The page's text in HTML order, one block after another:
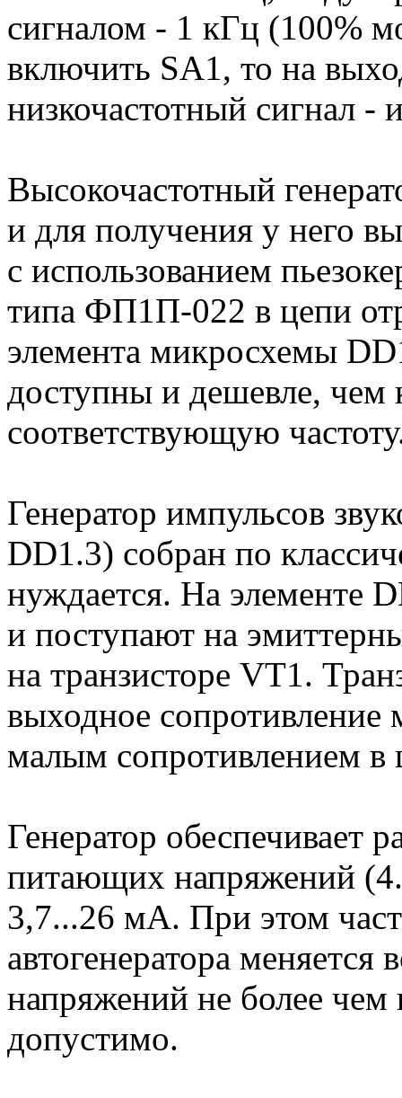
сигналом - 1 кГц (100%
включить SA1, то на
низкочастотный сигнал -
Высокочастотный
и для получения у него
с использованием
типа ФП1П-022 в цепи
элемента микросхемы
доступны и дешевле, чем
соответствующую
Генератор импульсов
DD1.3) собран по
нуждается. На элементе
и поступают на
на транзисторе VT1.
выходное
малым сопротивлением в
Генератор обеспечивает
питающих напряжений
3,7...26 мА. При этом
автогенератора
напряжений не более
допустимо.